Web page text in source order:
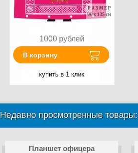
1000 рублей
В корзину
купить в 1 клик
Недавно просмотренные товары:
Планшет офицера